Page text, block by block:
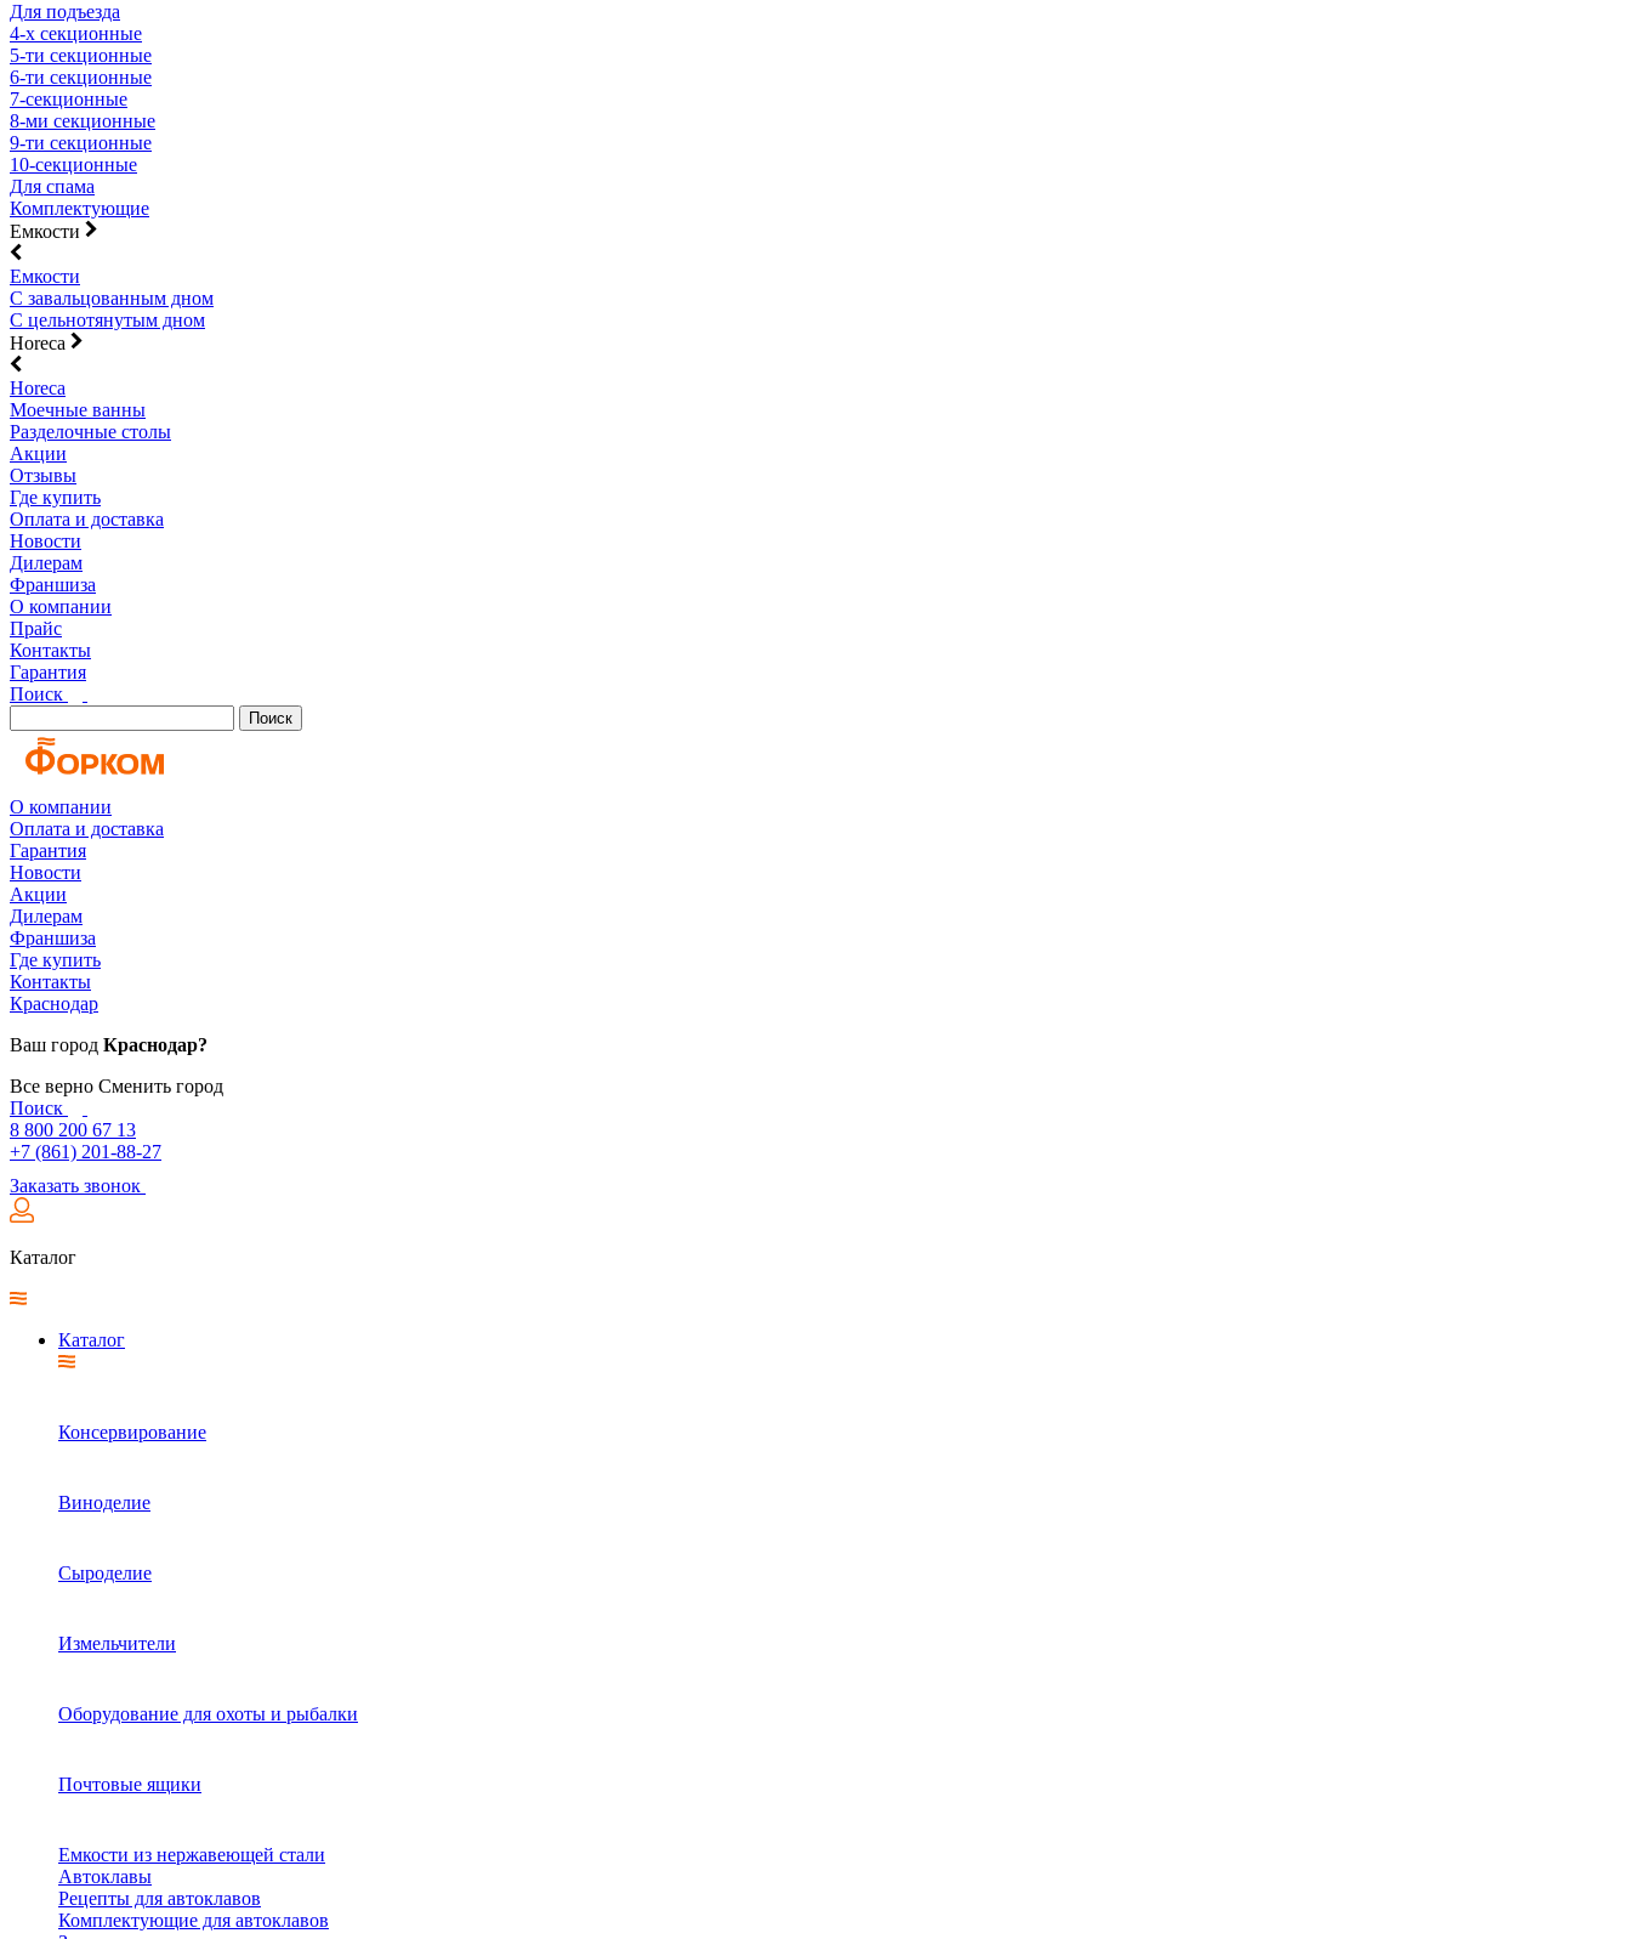
Для подъезда
4-х секционные
5-ти секционные
6-ти секционные
7-секционные
8-ми секционные
9-ти секционные
10-секционные
Для спама
Комплектующие
Емкости
Емкости
С завальцованным дном
С цельнотянутым дном
Horeca
Horeca
Моечные ванны
Разделочные столы
Акции
Отзывы
Где купить
Оплата и доставка
Новости
Дилерам
Франшиза
О компании
Прайс
Контакты
Гарантия
Поиск
Поиск
О компании
Оплата и доставка
Гарантия
Новости
Акции
Дилерам
Франшиза
Где купить
Контакты
Краснодар
Ваш город Краснодар?
Все верно Сменить город
Поиск
8 800 200 67 13
+7 (861) 201-88-27
Заказать звонок
Каталог
Каталог
Консервирование
Виноделие
Сыроделие
Измельчители
Оборудование для охоты и рыбалки
Почтовые ящики
Емкости из нержавеющей стали
Автоклавы
Рецепты для автоклавов
Комплектующие для автоклавов